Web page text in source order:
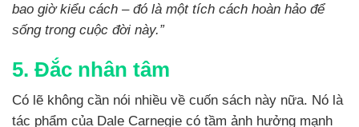
bao giờ kiểu cách – đó là một tích cách hoàn hảo để
sống trong cuộc đời này.”
5. Đắc nhân tâm
Có lẽ không cần nói nhiều về cuốn sách này nữa. Nó là
tác phẩm của Dale Carnegie có tầm ảnh hưởng mạnh